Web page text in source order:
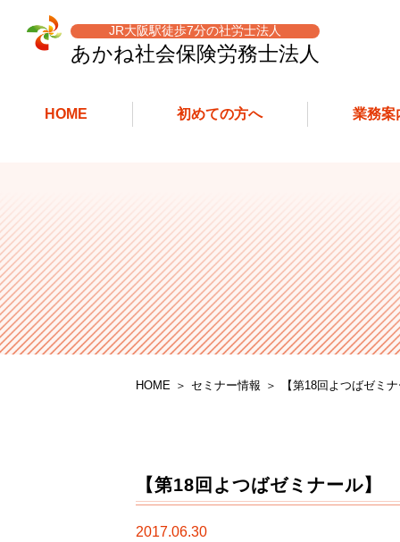
JR大阪駅徒歩7分の社労士法人
あかね社会保険労務士法人
HOME 初めての方へ 業務案
HOME セミナー情報 【第18回よつばゼミ
【第18回よつばゼミナール】
2017.06.30